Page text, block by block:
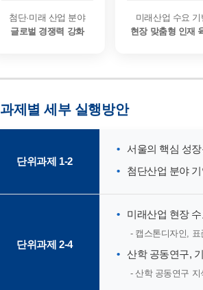
첨단·미래 산업 분야
글로벌 경쟁력 강화
미래산업 수요 기
현장 맞춤형 인재
과제별 세부 실행방안
단위과제 1-2
서울의 핵심 성
첨단산업 분야
단위과제 2-4
미래산업 현장
캡스톤디자인,
산학 공동연구,
산학 공동연구